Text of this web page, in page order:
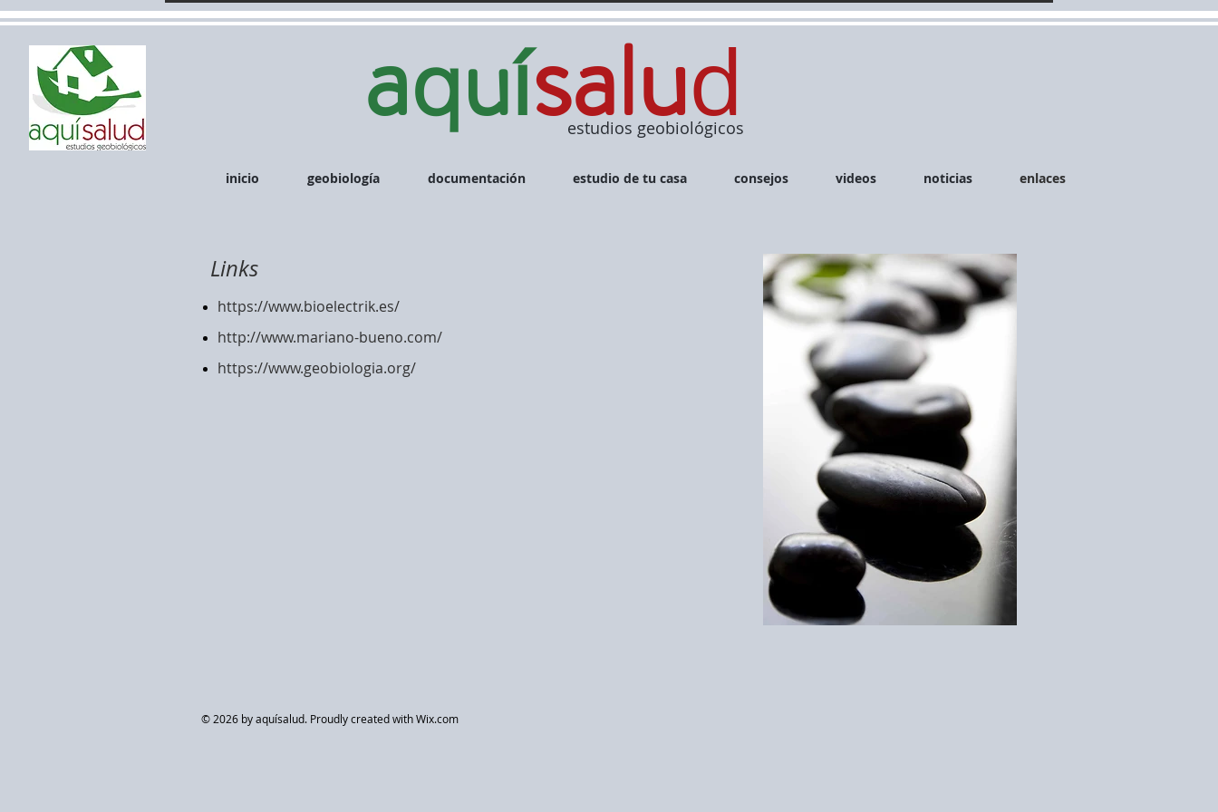
aquísalud
estudios geobiológicos
inicio geobiología documentación estudio de tu casa consejos videos noticias enlaces
Links
https://www.bioelectrik.es/
http://www.mariano-bueno.com/
https://www.geobiologia.org/
© 2026 by aquísalud. Proudly created withWix.com